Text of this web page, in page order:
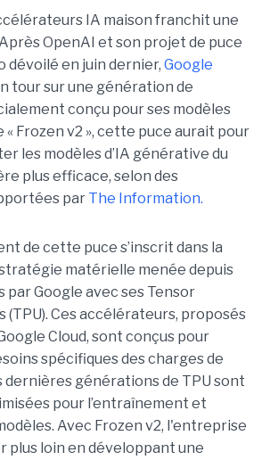
IA maison franchit une
OpenAI et son projet de puce
dévoilé en juin dernier, Google
tour sur une génération de
conçu pour ses modèles
« Frozen v2 », cette puce aurait pour
les modèles d’IA générative du
plus efficace, selon des
par The Information.
de cette puce s’inscrit dans la
matérielle menée depuis
par Google avec ses Tensor
(TPU). Ces accélérateurs, proposés
Cloud, sont conçus pour
spécifiques des charges de
dernières générations de TPU sont
pour l’entraînement et
Avec Frozen v2, l'entreprise
plus loin en développant une